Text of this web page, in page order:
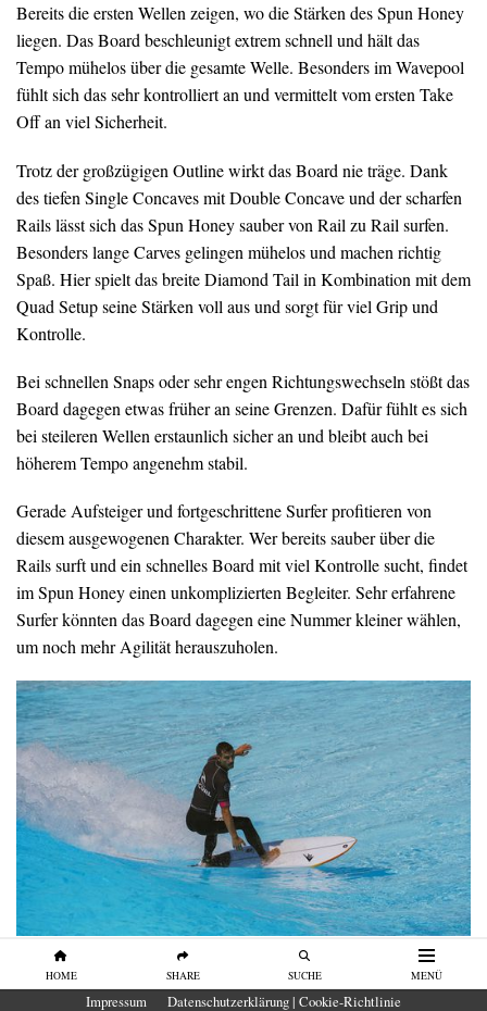
HOME SHARE SUCHE MENÜ
Bereits die ersten Wellen zeigen, wo die Stärken des Spun Honey
liegen. Das Board beschleunigt extrem schnell und hält das
Tempo mühelos über die gesamte Welle. Besonders im Wavepool
fühlt sich das sehr kontrolliert an und vermittelt vom ersten Take
Off an viel Sicherheit.
Trotz der großzügigen Outline wirkt das Board nie träge. Dank
des tiefen Single Concaves mit Double Concave und der scharfen
Rails lässt sich das Spun Honey sauber von Rail zu Rail surfen.
Besonders lange Carves gelingen mühelos und machen richtig
Spaß. Hier spielt das breite Diamond Tail in Kombination mit dem
Quad Setup seine Stärken voll aus und sorgt für viel Grip und
Kontrolle.
Bei schnellen Snaps oder sehr engen Richtungswechseln stößt das
Board dagegen etwas früher an seine Grenzen. Dafür fühlt es sich
bei steileren Wellen erstaunlich sicher an und bleibt auch bei
höherem Tempo angenehm stabil.
Gerade Aufsteiger und fortgeschrittene Surfer profitieren von
diesem ausgewogenen Charakter. Wer bereits sauber über die
Rails surft und ein schnelles Board mit viel Kontrolle sucht, findet
im Spun Honey einen unkomplizierten Begleiter. Sehr erfahrene
Surfer könnten das Board dagegen eine Nummer kleiner wählen,
um noch mehr Agilität herauszuholen.
Unser Eindruck
Das Firewire Spun Honey gehört zu den schnellsten Boards
Impressum Datenschutzerklärung | Cookie-Richtlinie